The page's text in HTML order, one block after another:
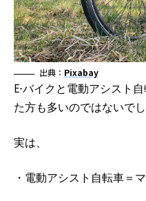
出典： Pixabay
E-バイクと電動アシスト
た方も多いのではないでし
実は、
・電動アシスト自転車＝